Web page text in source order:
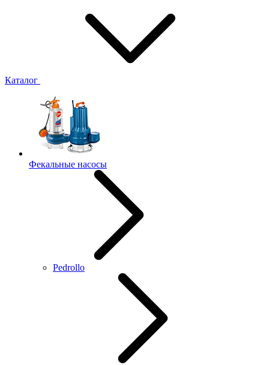
Каталог
Фекальные насосы
Pedrollo